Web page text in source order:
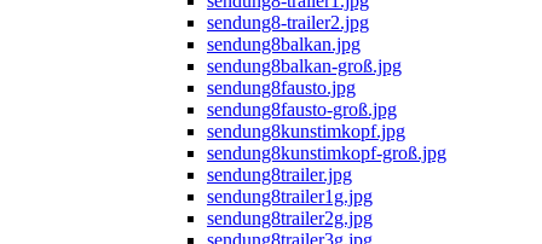
sendung8-trailer2.jpg
sendung8balkan.jpg
sendung8balkan-groß.jpg
sendung8fausto.jpg
sendung8fausto-groß.jpg
sendung8kunstimkopf.jpg
sendung8kunstimkopf-groß.jpg
sendung8trailer.jpg
sendung8trailer1g.jpg
sendung8trailer2g.jpg
sendung8trailer3g.jpg